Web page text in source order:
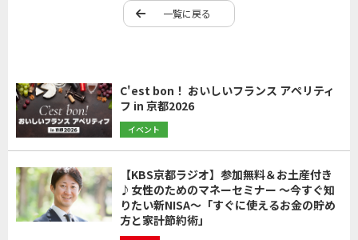
一覧に戻る
C'est bon！ おいしいフランス アペリティ
フ in 京都2026
イベント
【KBS京都ラジオ】参加無料＆お土産付き
♪女性のためのマネーセミナー ～今すぐ知
りたい新NISA～「すぐに使えるお金の貯め
方と家計節約術」